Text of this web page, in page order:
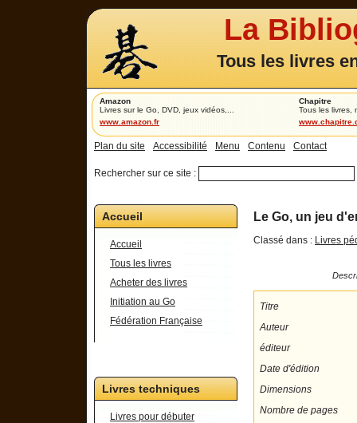
La
Tous les livres
Amazon
Livres sur le Go, DVD, jeux vidéos,...
www.amazon.fr
Chapitre
Tous les livres,
Plan du site Accessibilité Menu Contenu Contact
Rechercher sur ce site :
Accueil
Accueil
Tous les livres
Acheter des livres
Initiation au Go
Fédération Française
Livres techniques
Livres pour débuter
Le Go, un jeu
Classé dans : Livres
Titre
Auteur
éditeur
Date d'édition
Dimensions
Nombre de pages